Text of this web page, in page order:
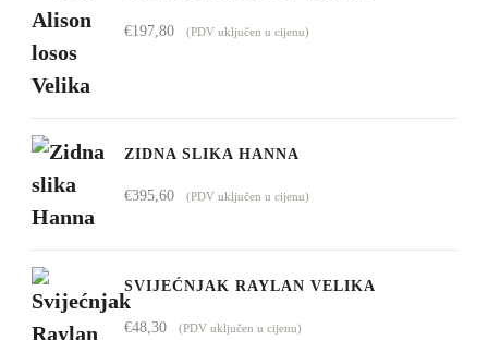
€197,80 (PDV uključen u cijenu)
ZIDNA SLIKA HANNA
€395,60 (PDV uključen u cijenu)
SVIJEĆNJAK RAYLAN VELIKA
€48,30 (PDV uključen u cijenu)